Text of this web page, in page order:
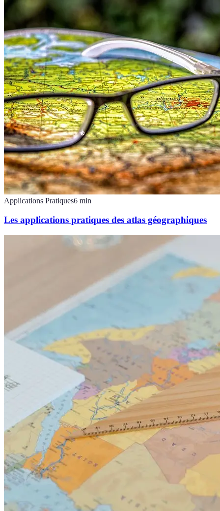
Applications Pratiques6 min
Les applications pratiques des atlas géographiques